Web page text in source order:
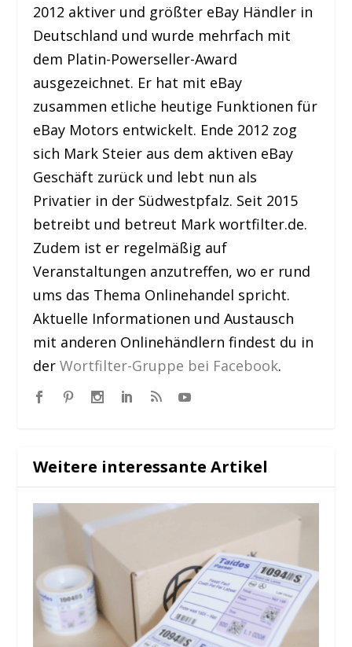
2012 aktiver und größter eBay Händler in
Deutschland und wurde mehrfach mit
dem Platin-Powerseller-Award
ausgezeichnet. Er hat mit eBay
zusammen etliche heutige Funktionen für
eBay Motors entwickelt. Ende 2012 zog
sich Mark Steier aus dem aktiven eBay
Geschäft zurück und lebt nun als
Privatier in der Südwestpfalz. Seit 2015
betreibt und betreut Mark wortfilter.de.
Zudem ist er regelmäßig auf
Veranstaltungen anzutreffen, wo er rund
ums das Thema Onlinehandel spricht.
Aktuelle Informationen und Austausch
mit anderen Onlinehändlern findest du in
derWortfilter-Gruppe bei Facebook.
Weitere interessante Artikel